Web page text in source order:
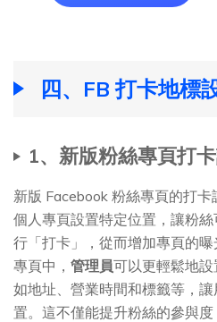
四、FB 打卡地標
1、新版粉絲專頁打
新版 Facebook 粉絲專頁的打
個人專頁設置特定位置，讓粉
行「打卡」，從而增加專頁的
專頁中， 管理員可以更輕鬆地設
如地址、營業時間和標籤等，
置。這不僅能提升粉絲的參與